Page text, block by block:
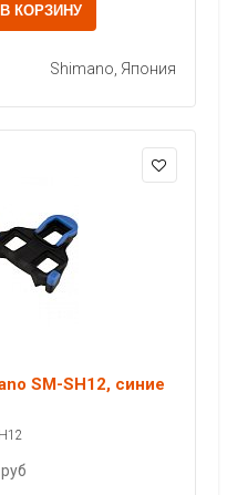
В КОРЗИНУ
Shimano, Япония
SM-SH12, синие
руб